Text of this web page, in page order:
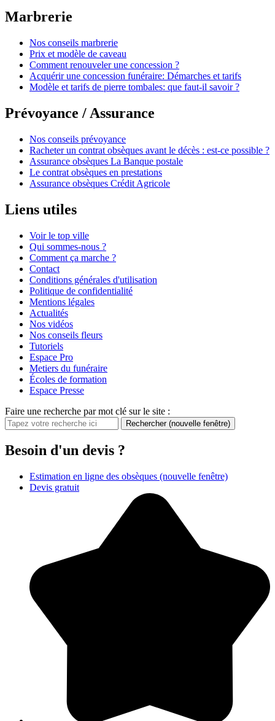
Marbrerie
Nos conseils marbrerie
Prix et modèle de caveau
Comment renouveler une concession ?
Acquérir une concession funéraire: Démarches et tarifs
Modèle et tarifs de pierre tombales: que faut-il savoir ?
Prévoyance / Assurance
Nos conseils prévoyance
Racheter un contrat obsèques avant le décès : est-ce possible ?
Assurance obsèques La Banque postale
Le contrat obsèques en prestations
Assurance obsèques Crédit Agricole
Liens utiles
Voir le top ville
Qui sommes-nous ?
Comment ça marche ?
Contact
Conditions générales d'utilisation
Politique de confidentialité
Mentions légales
Actualités
Nos vidéos
Nos conseils fleurs
Tutoriels
Espace Pro
Metiers du funéraire
Écoles de formation
Espace Presse
Faire une recherche par mot clé sur le site :
Rechercher (nouvelle fenêtre)
Besoin d'un devis ?
Estimation en ligne des obsèques (nouvelle fenêtre)
Devis gratuit